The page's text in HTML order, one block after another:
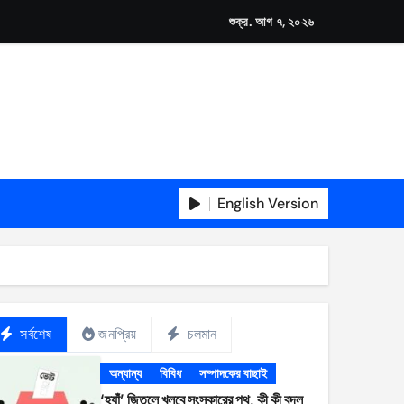
শুক্র. আগ ৭, ২০২৬
English Version
সর্বশেষ জনপ্রিয় চলমান
অন্যান্য বিবিধ সম্পাদকের বাছাই
‘হ্যাঁ’ জিতলে খুলবে সংস্কারের পথ, কী কী বদল